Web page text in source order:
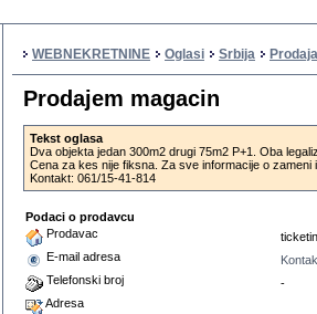
WEBNEKRETNINE Oglasi Srbija
Prodajem magacin
Tekst oglasa
Dva objekta jedan 300m2 drugi 75m2 P+1. Oba
Cena za kes nije fiksna. Za sve informacije o zameni
Kontakt: 061/15-41-814
Podaci o prodavcu
Prodavac
E-mail adresa
Telefonski broj
-
Adresa